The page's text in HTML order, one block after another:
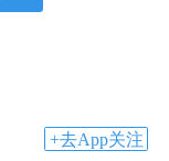
+去App关注